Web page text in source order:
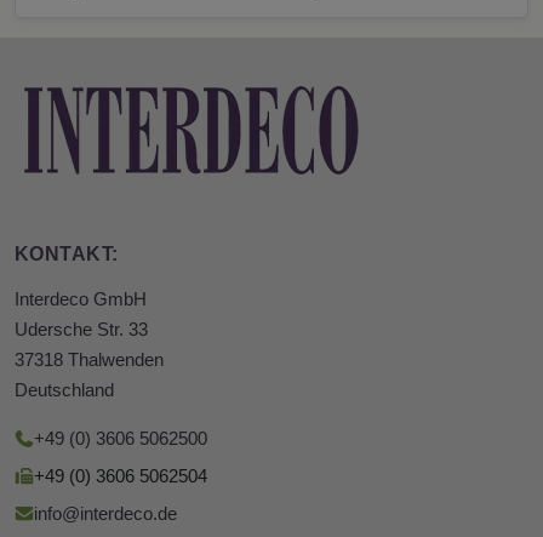
KONTAKT:
Interdeco GmbH
Udersche Str. 33
37318 Thalwenden
Deutschland
+49 (0) 3606 5062500
+49 (0) 3606 5062504
info@interdeco.de